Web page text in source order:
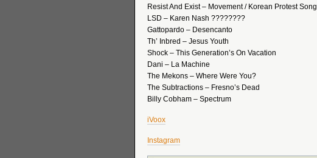
Resist And Exist – Movement / Korean Protest Song
LSD – Karen Nash ????????
Gattopardo – Desencanto
Th’ Inbred – Jesus Youth
Shock – This Generation’s On Vacation
Dani – La Machine
The Mekons – Where Were You?
The Subtractions – Fresno’s Dead
Billy Cobham – Spectrum
iVoox
Instagram